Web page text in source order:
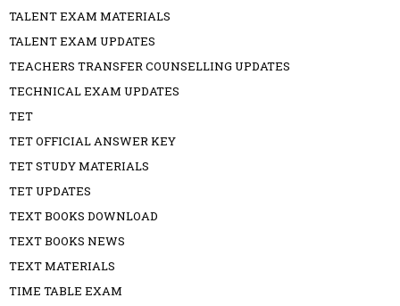
TALENT EXAM MATERIALS
TALENT EXAM UPDATES
TEACHERS TRANSFER COUNSELLING UPDATES
TECHNICAL EXAM UPDATES
TET
TET OFFICIAL ANSWER KEY
TET STUDY MATERIALS
TET UPDATES
TEXT BOOKS DOWNLOAD
TEXT BOOKS NEWS
TEXT MATERIALS
TIME TABLE EXAM